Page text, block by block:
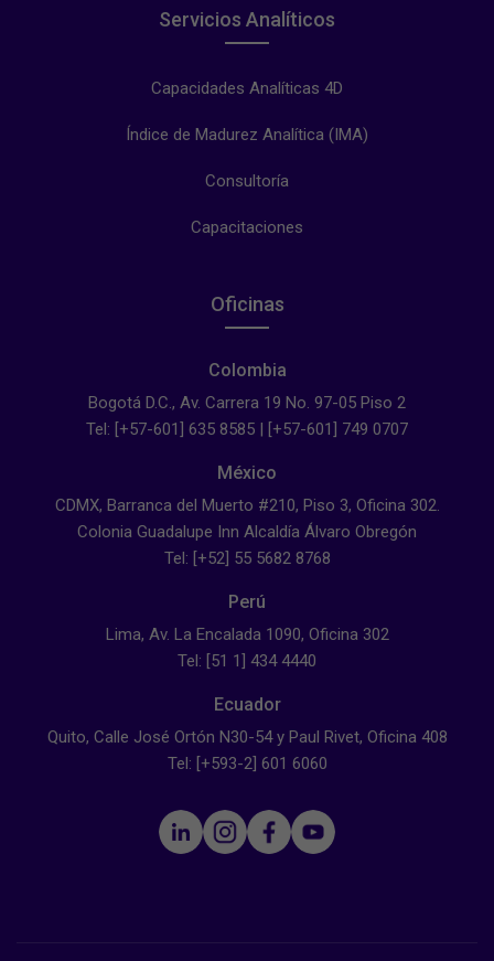
Servicios Analíticos
Capacidades Analíticas 4D
Índice de Madurez Analítica (IMA)
Consultoría
Capacitaciones
Oficinas
Colombia
Bogotá D.C., Av. Carrera 19 No. 97-05 Piso 2
Tel: [+57-601] 635 8585 | [+57-601] 749 0707
México
CDMX, Barranca del Muerto #210, Piso 3, Oficina 302.
Colonia Guadalupe Inn Alcaldía Álvaro Obregón
Tel: [+52] 55 5682 8768
Perú
Lima, Av. La Encalada 1090, Oficina 302
Tel: [51 1] 434 4440
Ecuador
Quito, Calle José Ortón N30-54 y Paul Rivet, Oficina 408
Tel: [+593-2] 601 6060